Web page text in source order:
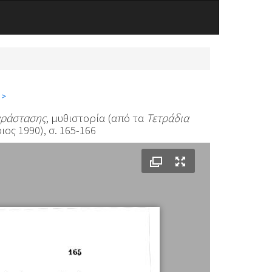
, μυθιστορία (από τα Τετράδια
1990), σ. 165-166